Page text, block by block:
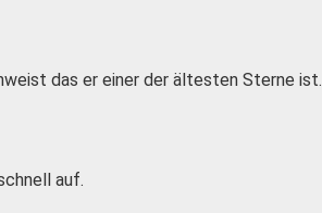
das er einer der ältesten Sterne ist.
auf.